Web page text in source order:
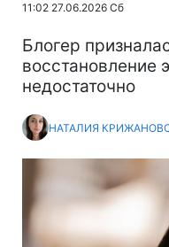
11:02 27.06.2026 Сб
Блогер
восстановление
недостаточно
НАТАЛИЯ